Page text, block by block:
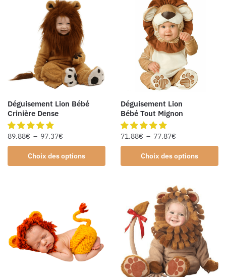
Déguisement Lion Bébé
Crinière Dense
89.88€ – 97.37€
Choix des options
Déguisement Lion
Bébé Tout Mignon
71.88€ – 77.87€
Choix des options